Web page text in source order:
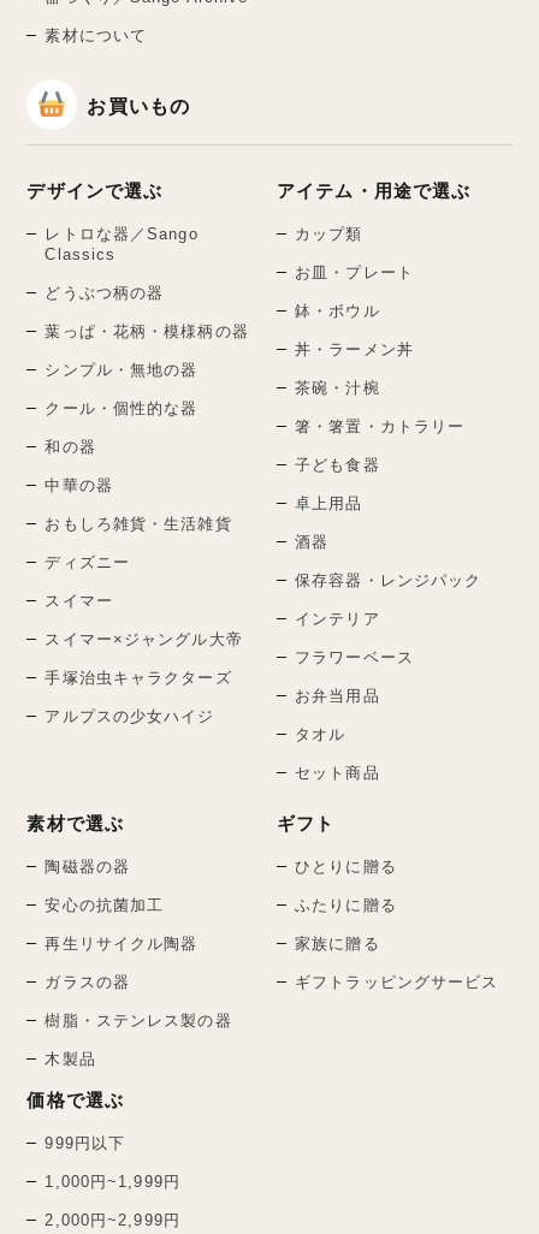
素材について
お買いもの
デザインで選ぶ
レトロな器／Sango
Classics
どうぶつ柄の器
葉っぱ・花柄・模様柄の器
シンプル・無地の器
クール・個性的な器
和の器
中華の器
おもしろ雑貨・生活雑貨
ディズニー
スイマー
スイマー×ジャングル大帝
手塚治虫キャラクターズ
アルプスの少女ハイジ
アイテム・用途で選ぶ
カップ類
お皿・プレート
鉢・ボウル
丼・ラーメン丼
茶碗・汁椀
箸・箸置・カトラリー
子ども食器
卓上用品
酒器
保存容器・レンジパック
インテリア
フラワーベース
お弁当用品
タオル
セット商品
素材で選ぶ
陶磁器の器
安心の抗菌加工
再生リサイクル陶器
ガラスの器
樹脂・ステンレス製の器
木製品
価格で選ぶ
999円以下
1,000円~1,999円
2,000円~2,999円
ギフト
ひとりに贈る
ふたりに贈る
家族に贈る
ギフトラッピングサービス